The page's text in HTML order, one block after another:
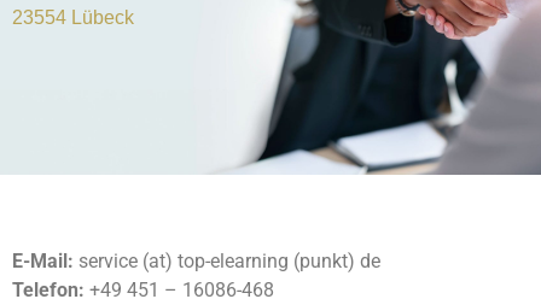
23554 Lübeck
E-Mail: service (at) top-elearning (punkt) de
Telefon: +49 451 – 16086-468